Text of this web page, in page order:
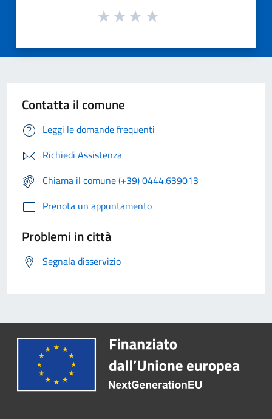
Contatta il comune
Leggi le domande frequenti
Richiedi Assistenza
Chiama il comune (+39) 0444.639013
Prenota un appuntamento
Problemi in città
Segnala disservizio